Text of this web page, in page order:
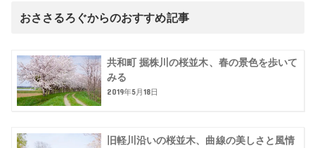
おささるろぐからのおすすめ記事
共和町 掘株川の桜並木、春の景色を歩いて
みる
2019年5月18日
旧軽川沿いの桜並木、曲線の美しさと風情